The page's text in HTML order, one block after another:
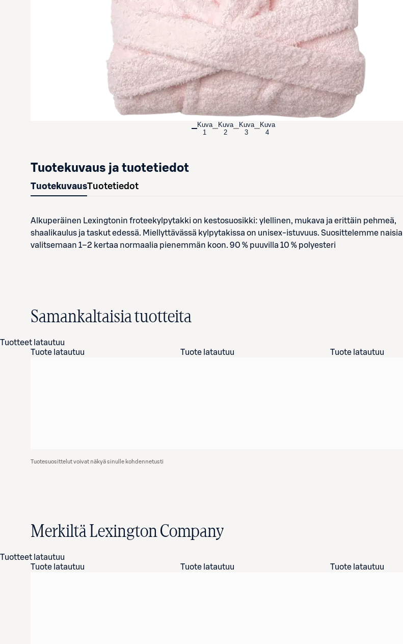
Kuva
1
Kuva
2
Kuva
3
Kuva
4
Tuotekuvaus ja tuotetiedot
TuotekuvausTuotetiedot
Alkuperäinen Lexingtonin froteekylpytakki on kestosuosikki: ylellinen, mukava ja erittäin pehmeä,
shaalikaulus ja taskut edessä. Miellyttävässä kylpytakissa on unisex-istuvuus. Suosittelemme naisia
valitsemaan 1–2 kertaa normaalia pienemmän koon. 90 % puuvilla 10 % polyesteri
Samankaltaisia tuotteita
Tuotteet latautuu
Tuote latautuu
Tuote latautuu Tuote latautuu
Tuotesuosittelut voivat näkyä sinulle kohdennetusti
Merkiltä Lexington Company
Tuotteet latautuu
Tuote latautuu
Tuote latautuu Tuote latautuu